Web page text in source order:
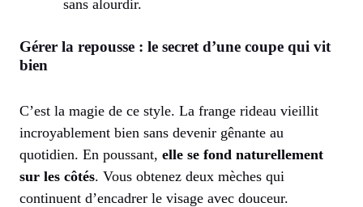
sans alourdir.
Gérer la repousse : le secret d’une coupe qui vit
bien
C’est la magie de ce style. La frange rideau vieillit
incroyablement bien sans devenir gênante au
quotidien. En poussant, elle se fond naturellement
sur les côtés. Vous obtenez deux mèches qui
continuent d’encadrer le visage avec douceur.